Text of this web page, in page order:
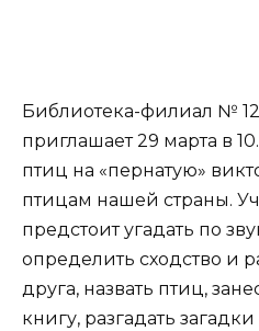
Библиотека-филиал №
приглашает 29 марта в
птиц на «пернатую»
птицам нашей страны.
предстоит угадать по
определить сходство и
друга, назвать птиц,
книгу, разгадать